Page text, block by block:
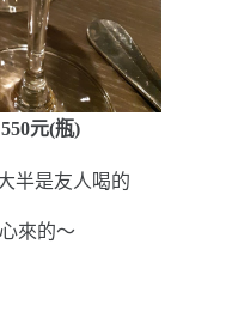
元(瓶)
半是友人喝的
來的～